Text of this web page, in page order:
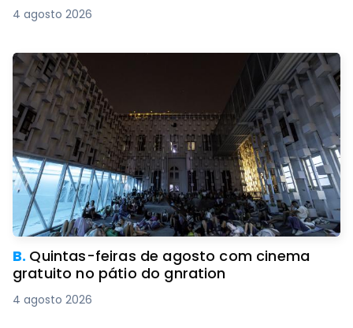
4 agosto 2026
B. Quintas-feiras de agosto com cinema
gratuito no pátio do gnration
4 agosto 2026